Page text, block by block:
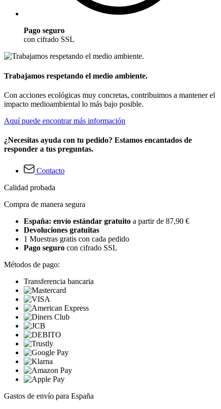
Pago seguro
con cifrado SSL
Trabajamos respetando el medio ambiente.
Con acciones ecológicas muy concretas, contribuimos a mantener el
impacto medioambiental lo más bajo posible.
Aquí puede encontrar más información
¿Necesitas ayuda con tu pedido? Estamos encantados de
responder a tus preguntas.
Contacto
Calidad probada
Compra de manera segura
España: envío estándar gratuito a partir de 87,90 €
Devoluciones gratuitas
1 Muestras gratis con cada pedido
Pago seguro con cifrado SSL
Métodos de pago:
Transferencia bancaria
Gastos de envío para España